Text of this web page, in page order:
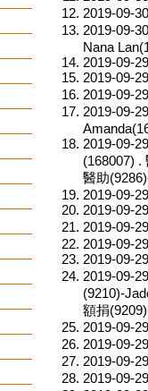
2019-09-30
2019-09-30
Nana
2019-09-29
2019-09-29
2019-09-29
2019-09-29
2019-09-29
(168007) .
醫助
2019-09-29
2019-09-29
2019-09-29
2019-09-29
2019-09-29
2019-09-29
(9210)-
額捐
2019-09-29
2019-09-29
2019-09-29
2019-09-29